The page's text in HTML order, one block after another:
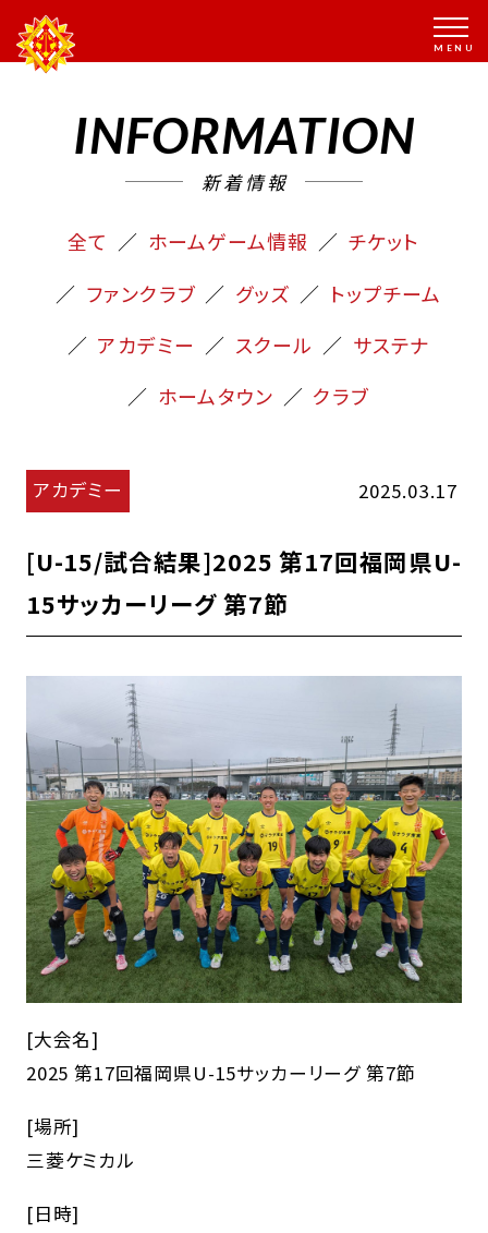
INFORMATION
新着情報
全て ホームゲーム情報
チケット
ファンクラブ
グッズ
トップチーム
アカデミー
スクール
サステナ
ホームタウン
クラブ
アカデミー 2025.03.17
[U-15/試合結果]2025 第17回福岡県U-
15サッカーリーグ 第7節
[大会名]
2025 第17回福岡県U-15サッカーリーグ 第7節
[場所]
三菱ケミカル
[日時]